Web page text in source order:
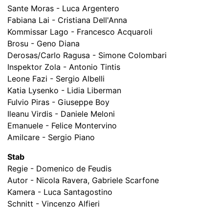
Sante Moras - Luca Argentero
Fabiana Lai - Cristiana Dell'Anna
Kommissar Lago - Francesco Acquaroli
Brosu - Geno Diana
Derosas/Carlo Ragusa - Simone Colombari
Inspektor Zola - Antonio Tintis
Leone Fazi - Sergio Albelli
Katia Lysenko - Lidia Liberman
Fulvio Piras - Giuseppe Boy
Ileanu Virdis - Daniele Meloni
Emanuele - Felice Montervino
Amilcare - Sergio Piano
Stab
Regie - Domenico de Feudis
Autor - Nicola Ravera, Gabriele Scarfone
Kamera - Luca Santagostino
Schnitt - Vincenzo Alfieri